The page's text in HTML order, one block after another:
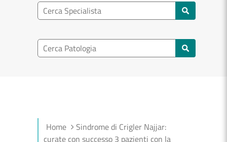
Ricerca specialisti
Ricerca nel patologia
Home
Sindrome di Crigler Najjar:
curate con successo 3 pazienti con la